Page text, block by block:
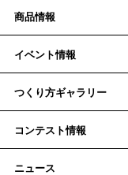
商品情報
イベント情報
つくり方ギャラリー
コンテスト情報
ニュース